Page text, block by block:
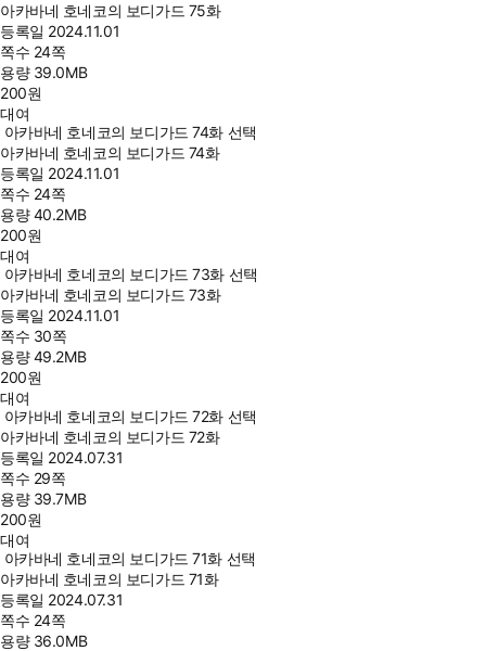
아카바네 호네코의 보디가드 75화
등록일 2024.11.01
쪽수 24쪽
용량 39.0MB
200원
대여
아카바네 호네코의 보디가드 74화 선택
아카바네 호네코의 보디가드 74화
등록일 2024.11.01
쪽수 24쪽
용량40.2MB
200원
대여
아카바네 호네코의 보디가드 73화 선택
아카바네 호네코의 보디가드 73화
등록일 2024.11.01
쪽수 30쪽
용량49.2MB
200원
대여
아카바네 호네코의 보디가드 72화 선택
아카바네 호네코의 보디가드 72화
등록일 2024.07.31
쪽수 29쪽
용량 39.7MB
200원
대여
아카바네 호네코의 보디가드 71화 선택
아카바네 호네코의 보디가드 71화
등록일 2024.07.31
쪽수 24쪽
용량 36.0MB